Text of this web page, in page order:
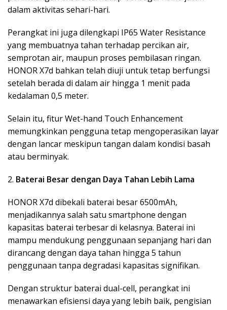
dalam aktivitas sehari-hari.
Perangkat ini juga dilengkapi IP65 Water Resistance
yang membuatnya tahan terhadap percikan air,
semprotan air, maupun proses pembilasan ringan.
HONOR X7d bahkan telah diuji untuk tetap berfungsi
setelah berada di dalam air hingga 1 menit pada
kedalaman 0,5 meter.
Selain itu, fitur Wet-hand Touch Enhancement
memungkinkan pengguna tetap mengoperasikan layar
dengan lancar meskipun tangan dalam kondisi basah
atau berminyak.
2. Baterai Besar dengan Daya Tahan Lebih Lama
HONOR X7d dibekali baterai besar 6500mAh,
menjadikannya salah satu smartphone dengan
kapasitas baterai terbesar di kelasnya. Baterai ini
mampu mendukung penggunaan sepanjang hari dan
dirancang dengan daya tahan hingga 5 tahun
penggunaan tanpa degradasi kapasitas signifikan.
Dengan struktur baterai dual-cell, perangkat ini
menawarkan efisiensi daya yang lebih baik, pengisian